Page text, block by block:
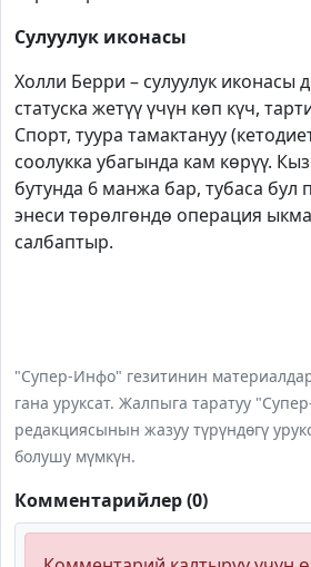
Сулуулук иконасы
Холли Берри – сулуулук иконасы
статуска жетүү үчүн көп күч,
Спорт, туура тамактануу
соолукка убагында кам көрүү.
бутунда 6 манжа бар, тубаса бул
энеси төрөлгөндө операция
салбаптыр.
"Супер-Инфо" гезитинин
гана уруксат. Жалпыга таратуу
редакциясынын жазуу түрүндөгү
болушу мүмкүн.
Комментарийлер (0)